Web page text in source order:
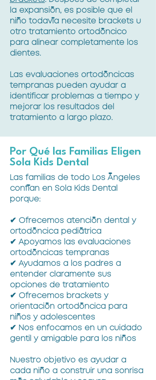
la expansión, es posible que el
niño todavía necesite brackets u
otro tratamiento ortodóncico
para alinear completamente los
dientes.
Las evaluaciones ortodóncicas
tempranas pueden ayudar a
identificar problemas a tiempo y
mejorar los resultados del
tratamiento a largo plazo.
Por Qué las Familias Eligen
Sola Kids Dental
Las familias de todo Los Ángeles
confían en Sola Kids Dental
porque:
✔ Ofrecemos atención dental y
ortodóncica pediátrica
✔ Apoyamos las evaluaciones
ortodóncicas tempranas
✔ Ayudamos a los padres a
entender claramente sus
opciones de tratamiento
✔ Ofrecemos brackets y
orientación ortodóncica para
niños y adolescentes
✔ Nos enfocamos en un cuidado
gentil y amigable para los niños
Nuestro objetivo es ayudar a
cada niño a construir una sonrisa